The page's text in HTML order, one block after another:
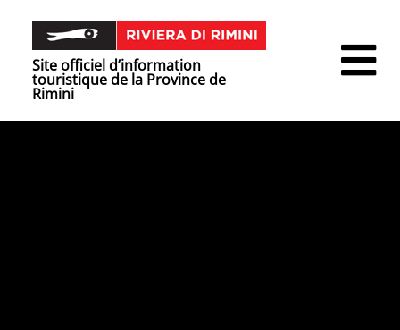
Site officiel d’information
touristique de la Province de
Rimini